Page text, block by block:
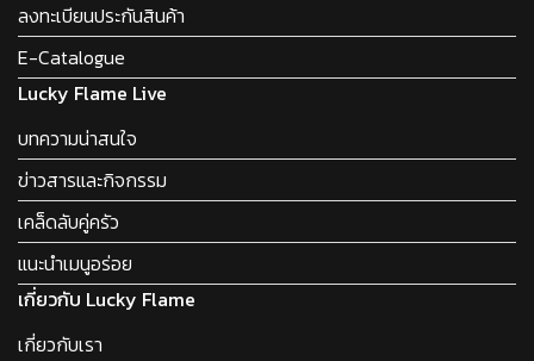
ลงทะเบียนประกันสินค้า
E-Catalogue
Lucky Flame Live
บทความน่าสนใจ
ข่าวสารและกิจกรรม
เคล็ดลับคู่ครัว
แนะนำเมนูอร่อย
เกี่ยวกับ Lucky Flame
เกี่ยวกับเรา